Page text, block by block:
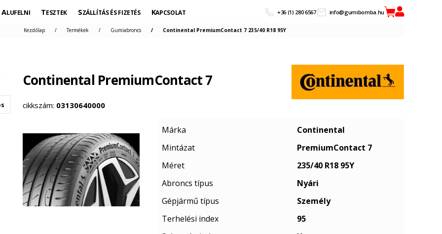
ALUFELNI TESZTEK SZÁLLÍTÁS ÉS FIZETÉS KAPCSOLAT +36 (1) 280 6567 info@gumibomba.hu
Kezdőlap Termékek Gumiabroncs Continental PremiumContact 7 235/40 R18 95Y
Continental PremiumContact 7
cikkszám: 03130640000
Márka
Continental
Mintázat
PremiumContact 7
Méret
235/40 R18 95Y
Abroncs típus
Nyári
Gépjármű típus
Személy
Terhelési index
95